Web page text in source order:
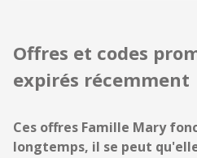
Offres et codes
expirés récemment
Ces offres Famille Mary
longtemps, il se peut